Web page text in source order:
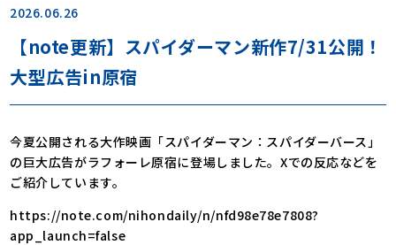
2026.06.26
【note更新】スパイダーマン新作7/31公開！
大型広告in原宿
今夏公開される大作映画「スパイダーマン：スパイダーバース」
の巨大広告がラフォーレ原宿に登場しました。Xでの反応などを
ご紹介しています。
https://note.com/nihondaily/n/nfd98e78e7808?
app_launch=false